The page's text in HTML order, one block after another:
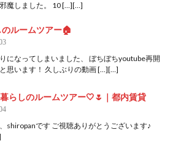
魔しました。 10 […][…]
ルームツアー🏠
になってしまいました、 ぼちぼちyoutube再開
思います！ 久しぶりの動画 […][…]
らしのルームツアー🤍🌷｜都内賃貸
shiropanです ご視聴ありがとうございます♪